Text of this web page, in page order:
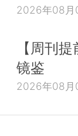
2026年08月
【周刊
镜鉴
2026年08月